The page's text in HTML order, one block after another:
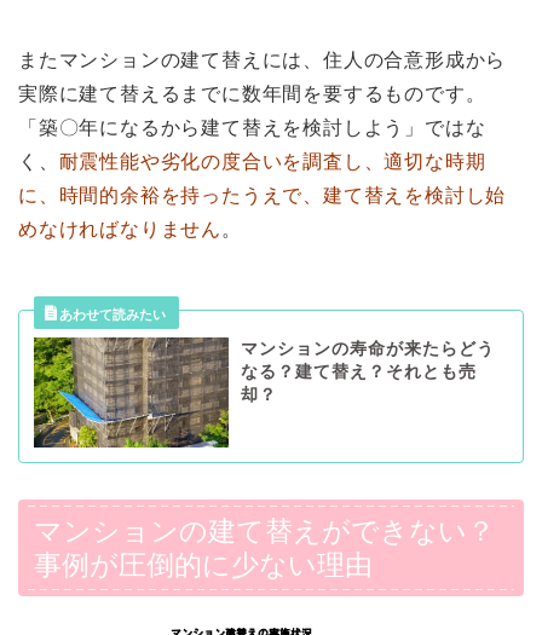
またマンションの建て替えには、住人の合意形成から
実際に建て替えるまでに数年間を要するものです。
「築〇年になるから建て替えを検討しよう」ではな
く、 耐震性能や劣化の度合いを調査し、適切な時期
に、時間的余裕を持ったうえで、建て替えを検討し始
めなければなりません 。
マンションの寿命が来たらどう
なる？建て替え？それとも売
却？
マンションの建て替えができない？
事例が圧倒的に少ない理由